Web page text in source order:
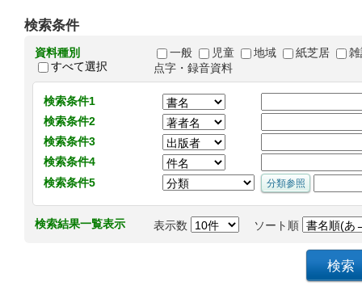
検索条件
資料種別
すべて選択
一般 児童 地域 紙芝居
点字・録音資料
検索条件1
検索条件2
検索条件3
検索条件4
検索条件5
検索結果一覧表示 表示数 ソート順